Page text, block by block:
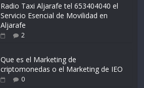
Radio Taxi Aljarafe tel 653404040 el
Servicio Esencial de Movilidad en
Aljarafe
2
Que es el Marketing de
criptomonedas o el Marketing de IEO
0